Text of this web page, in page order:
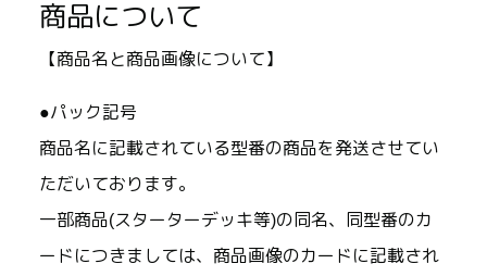
商品について
【商品名と商品画像について】
●パック記号
商品名に記載されている型番の商品を発送させてい
ただいております。
一部商品(スターターデッキ等)の同名、同型番のカ
ードにつきましては、商品画像のカードに記載され